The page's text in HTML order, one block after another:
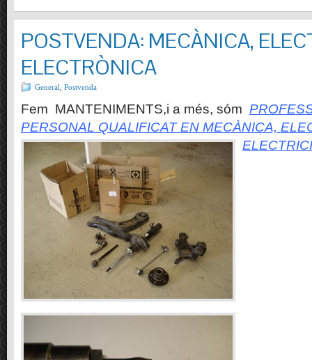
POSTVENDA: MECÀNICA,
ELECTRÒNICA
General Postvenda
Fem MANTENIMENTS,i a més, sóm
PERSONAL QUALIFICAT EN MECÀNICA,